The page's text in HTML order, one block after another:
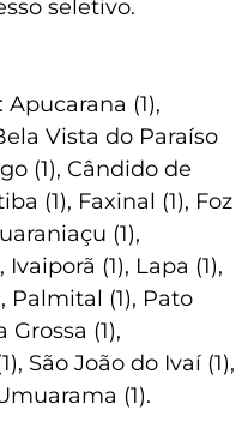
da inscrição
(1),
Vista do Paraíso
(1), Cândido de
(1), Faxinal (1), Foz
(1),
(1), Lapa (1),
Palmital (1), Pato
Grossa (1),
São João do Ivaí (1),